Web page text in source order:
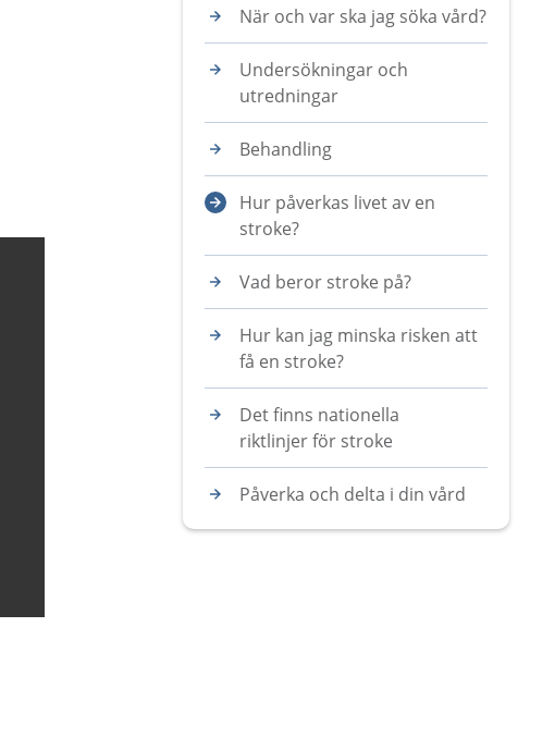
När och var ska jag söka vård?
Undersökningar och
utredningar
Behandling
Hur påverkas livet av en
stroke?
Vad beror stroke på?
Hur kan jag minska risken att
få en stroke?
Det finns nationella
riktlinjer för stroke
Påverka och delta i din vård